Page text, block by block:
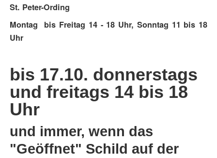
St. Peter-Ording
Montag bis Freitag 14 - 18 Uhr, Sonntag 11 bis 18
Uhr
bis 17.10. donnerstags
und freitags 14 bis 18
Uhr
und immer, wenn das
"Geöffnet" Schild auf der